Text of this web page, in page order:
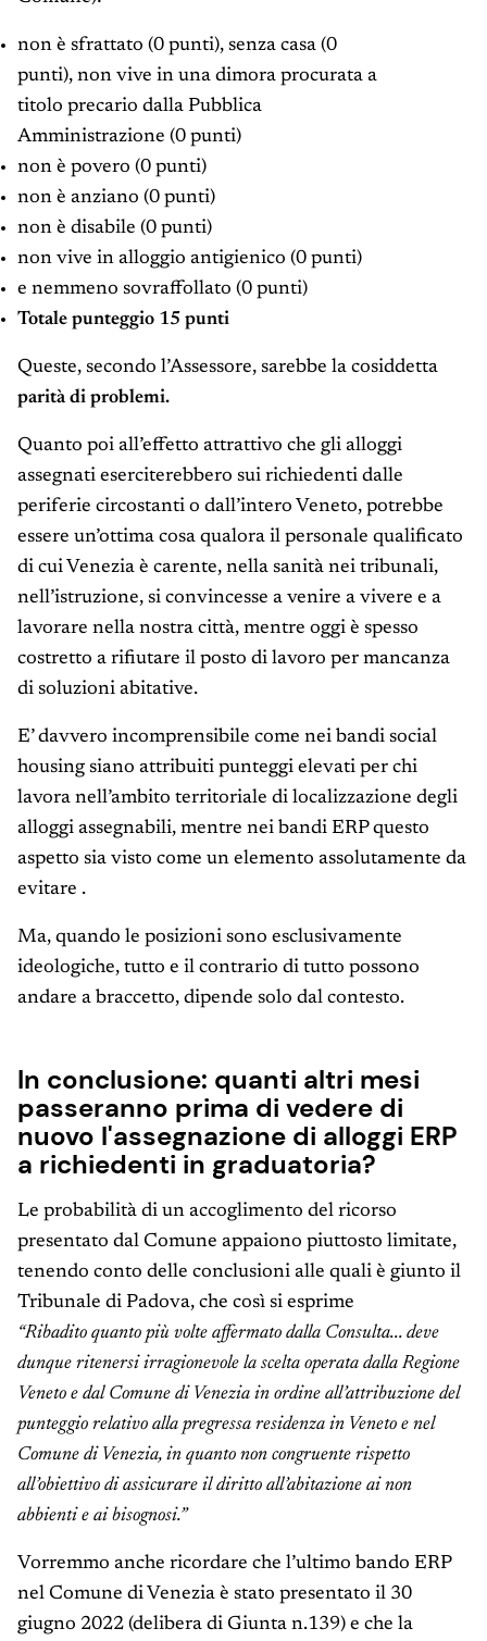
non è sfrattato (0 punti), senza casa (0
punti), non vive in una dimora procurata a
titolo precario dalla Pubblica
Amministrazione (0 punti)
non è povero (0 punti)
non è anziano (0 punti)
non è disabile (0 punti)
non vive in alloggio antigienico (0 punti)
e nemmeno sovraffollato (0 punti)
Totale punteggio 15 punti
Queste, secondo l’Assessore, sarebbe la cosiddetta
parità di problemi.
Quanto poi all’effetto attrattivo che gli alloggi
assegnati eserciterebbero sui richiedenti dalle
periferie circostanti o dall’intero Veneto, potrebbe
essere un’ottima cosa qualora il personale qualificato
di cui Venezia è carente, nella sanità nei tribunali,
nell’istruzione, si convincesse a venire a vivere e a
lavorare nella nostra città, mentre oggi è spesso
costretto a rifiutare il posto di lavoro per mancanza
di soluzioni abitative.
E’ davvero incomprensibile come nei bandi social
housing siano attribuiti punteggi elevati per chi
lavora nell’ambito territoriale di localizzazione degli
alloggi assegnabili, mentre nei bandi ERP questo
aspetto sia visto come un elemento assolutamente da
evitare .
Ma, quando le posizioni sono esclusivamente
ideologiche, tutto e il contrario di tutto possono
andare a braccetto, dipende solo dal contesto.
In conclusione: quanti altri mesi
passeranno prima di vedere di
nuovo l'assegnazione di alloggi ERP
a richiedenti in graduatoria?
Le probabilità di un accoglimento del ricorso
presentato dal Comune appaiono piuttosto limitate,
tenendo conto delle conclusioni alle quali è giunto il
Tribunale di Padova, che così si esprime
“Ribadito quanto più volte affermato dalla Consulta... deve
dunque ritenersi irragionevole la scelta operata dalla Regione
Veneto e dal Comune di Venezia in ordine all’attribuzione del
punteggio relativo alla pregressa residenza in Veneto e nel
Comune di Venezia, in quanto non congruente rispetto
all’obiettivo di assicurare il diritto all’abitazione ai non
abbienti e ai bisognosi.”
Vorremmo anche ricordare che l’ultimo bando ERP
nel Comune di Venezia è stato presentato il 30
giugno 2022 (delibera di Giunta n.139) e che la